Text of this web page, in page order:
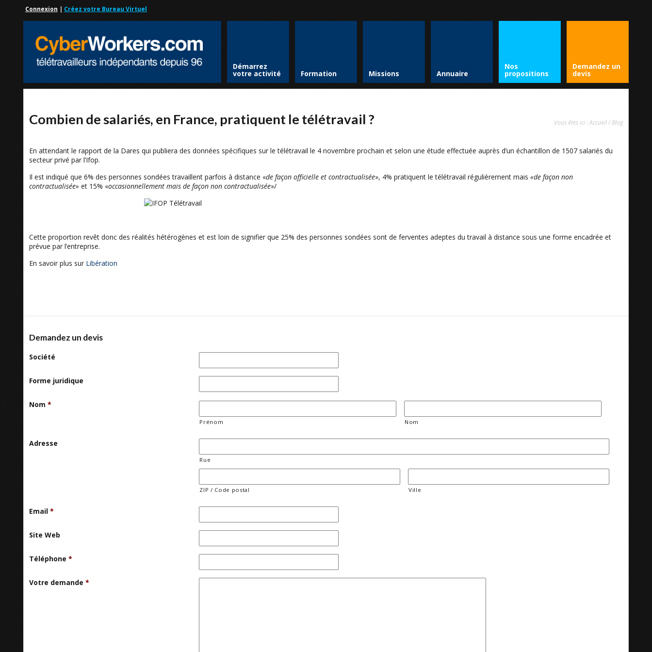
Connexion | Créez votre Bureau Virtuel
Démarrez
votre activité Formation Missions Annuaire
Nos
propositions
Demandez un
devis
Combien de salariés, en France, pratiquent le télétravail ? Vous êtes ici :Accueil/Blog
En attendant le rapport de la Dares qui publiera des données spécifiques sur le télétravail le 4 novembre prochain et selon une étude effectuée auprès d’un échantillon de 1507 salariés du
secteur privé par l’Ifop.
Il est indiqué que 6% des personnes sondées travaillent parfois à distance «de façon officielle et contractualisée», 4% pratiquent le télétravail régulièrement mais «de façon non
contractualisée» et 15% «occasionnellement mais de façon non contractualisée»/
Cette proportion revêt donc des réalités hétérogènes et est loin de signifier que 25% des personnes sondées sont de ferventes adeptes du travail à distance sous une forme encadrée et
prévue par l’entreprise.
En savoir plus sur Libération
Demandez un devis
Société
Forme juridique
Nom *
Prénom Nom
Adresse
Rue
ZIP / Code postal Ville
Email *
Site Web
Téléphone *
Votre demande *